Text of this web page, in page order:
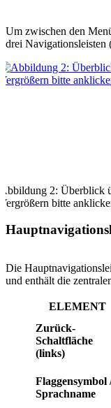
Um zwischen den
drei
Abbildung 2: Überblick
Vergrößern bitte
Die
und enthält die
ELEMENT
Zurück-
Schaltfläche
(links)
Flaggensymbol
Sprachname